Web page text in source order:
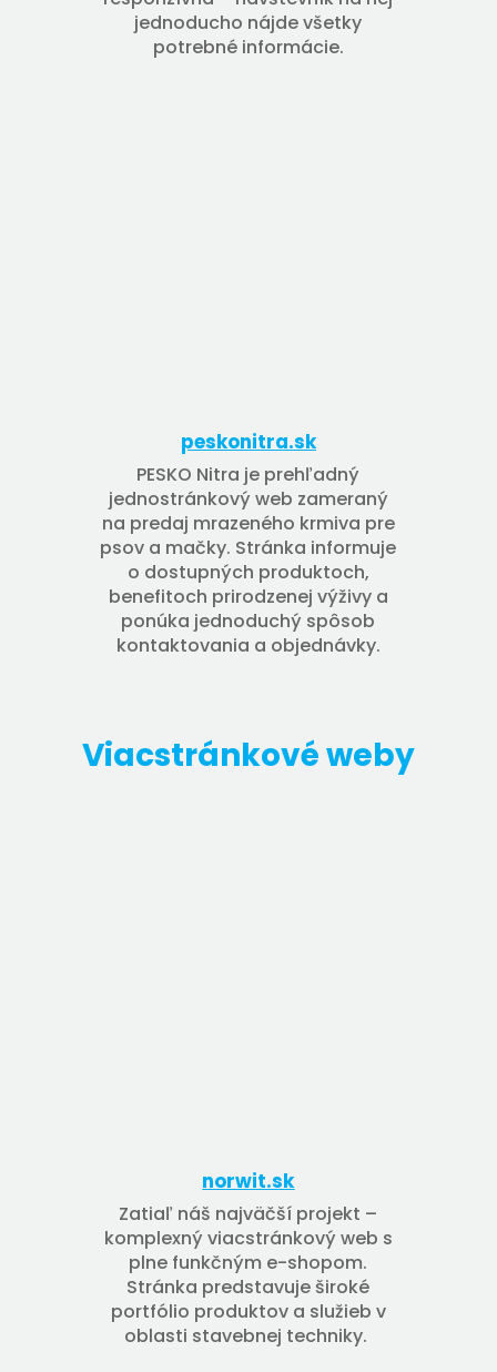
jednoducho nájde všetky
potrebné informácie.
peskonitra.sk
PESKO Nitra je prehľadný
jednostránkový web zameraný
na predaj mrazeného krmiva pre
psov a mačky. Stránka informuje
o dostupných produktoch,
benefitoch prirodzenej výživy a
ponúka jednoduchý spôsob
kontaktovania a objednávky.
Viacstránkové weby
norwit.sk
Zatiaľ náš najväčší projekt –
komplexný viacstránkový web s
plne funkčným e-shopom.
Stránka predstavuje široké
portfólio produktov a služieb v
oblasti stavebnej techniky.